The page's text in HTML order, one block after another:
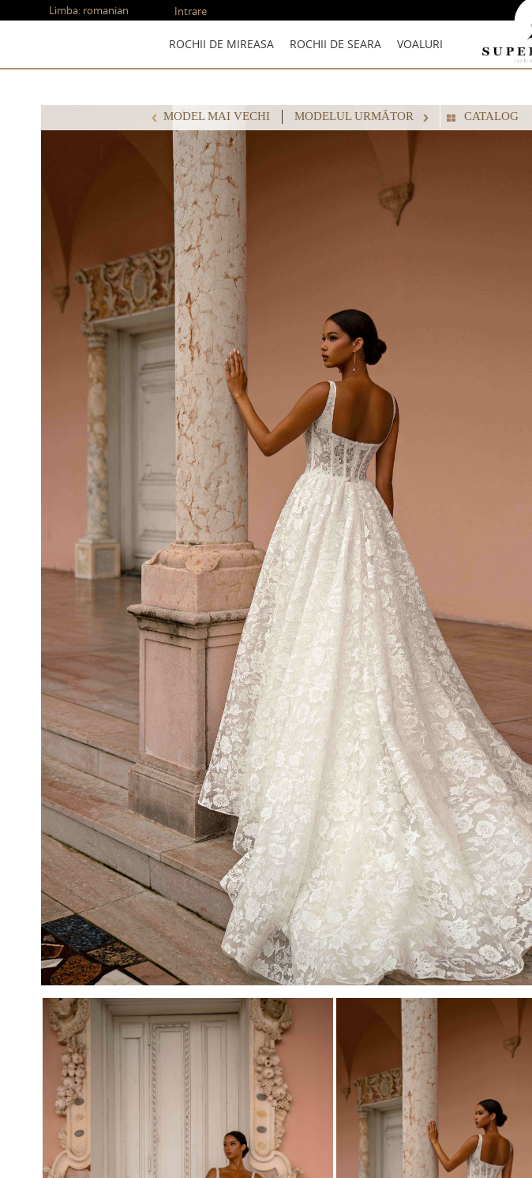
Limba: romanian Intrare
ROCHII DE MIREASA ROCHII DE SEARA VOALURI
MODEL MAI VECHI MODELUL URMĂTOR СATALOG